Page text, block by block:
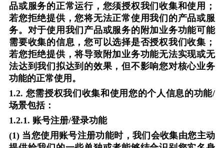
品或服务的正常运行，您须授权我们收集和使用；
若您拒绝提供，您将无法正常使用我们的产品或服
务。对于使用我们产品或服务的附加业务功能可能
需要收集的信息，您可以选择是否授权我们收集；
若您拒绝提供，将导致附加业务功能无法实现或无
法达到我们拟达到的效果，但不影响您对核心业务
功能的正常使用。
1.2. 您需授权我们收集和使用您的个人信息的功能/
场景包括：
1.2.1. 账号注册/登录功能
(1) 当您使用账号注册功能时，我们会收集由您主动